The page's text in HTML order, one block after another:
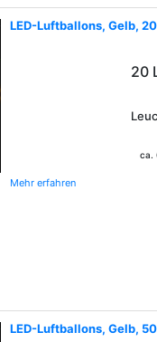
LED-Luftballons, Gelb,
20
ca.
Mehr erfahren
LED-Luftballons, Gelb,